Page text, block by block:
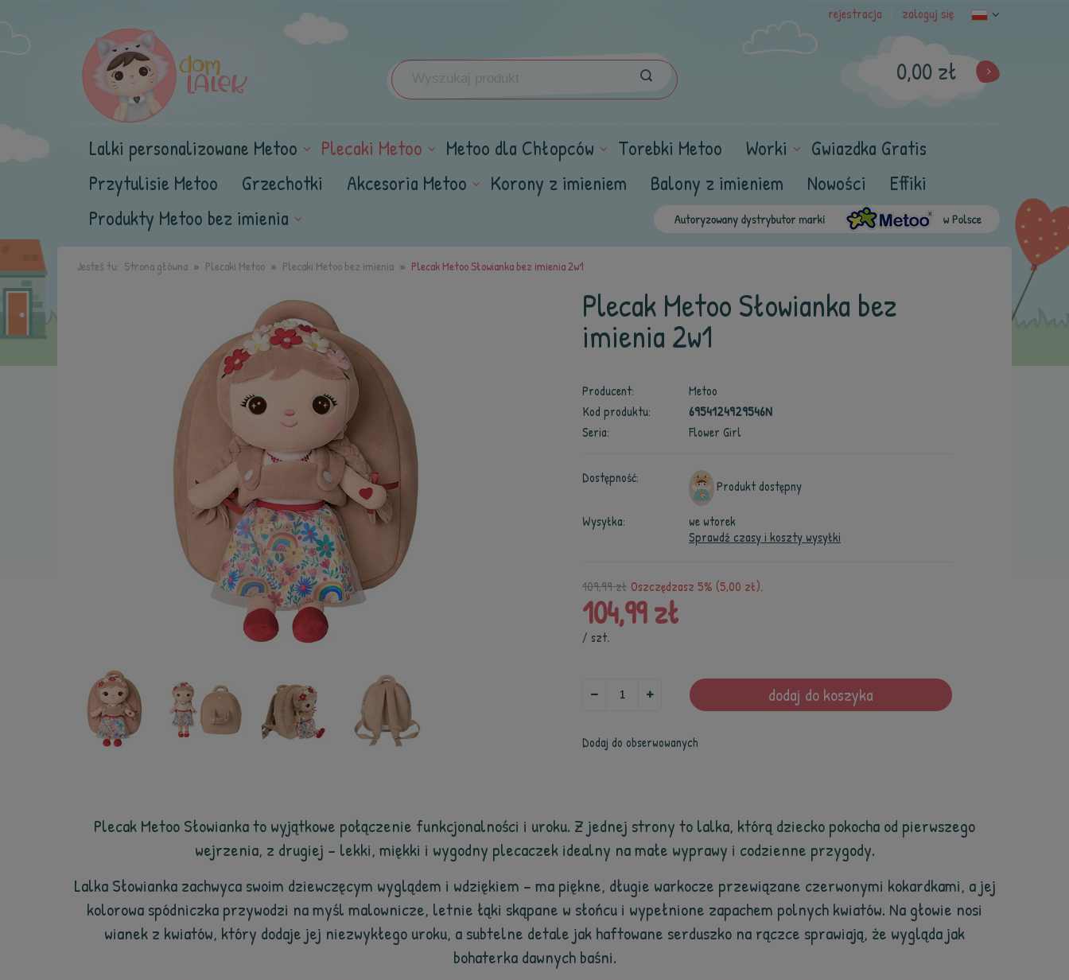
rejestracja zaloguj się
0,00 zł
Lalki personalizowane Metoo Plecaki Metoo Metoo dla Chłopców Torebki Metoo Worki
Gwiazdka Gratis
Przytulisie Metoo
Grzechotki Akcesoria Metoo Korony z imieniem Balony z imieniem Nowości
Effiki
Produkty Metoo bez imienia
Jesteś tu: Strona główna Plecaki Metoo Plecaki Metoo bez imienia Plecak Metoo Słowianka bez imienia 2w1
Plecak Metoo Słowianka bez
imienia 2w1
Producent:
Metoo
Kod produktu:
6954124929546N
Seria:
Flower Girl
Dostępność:
Produkt dostępny
Wysyłka:
we wtorek
Sprawdź czasy i koszty wysyłki
109,99 zł Oszczędzasz 5% (5,00 zł).
104,99 zł
/ szt.
dodaj do koszyka
Dodaj do obserwowanych
Plecak Metoo Słowianka to wyjątkowe połączenie funkcjonalności i uroku. Z jednej strony to lalka, którą dziecko pokocha od pierwszego
wejrzenia, z drugiej – lekki, miękki i wygodny plecaczek idealny na małe wyprawy i codzienne przygody.
Lalka Słowianka zachwyca swoim dziewczęcym wyglądem i wdziękiem – ma piękne, długie warkocze przewiązane czerwonymi kokardkami, a jej
kolorowa spódniczka przywodzi na myśl malownicze, letnie łąki skąpane w słońcu i wypełnione zapachem polnych kwiatów. Na głowie nosi
wianek z kwiatów, który dodaje jej niezwykłego uroku, a subtelne detale jak haftowane serduszko na rączce sprawiają, że wygląda jak
bohaterka dawnych baśni.